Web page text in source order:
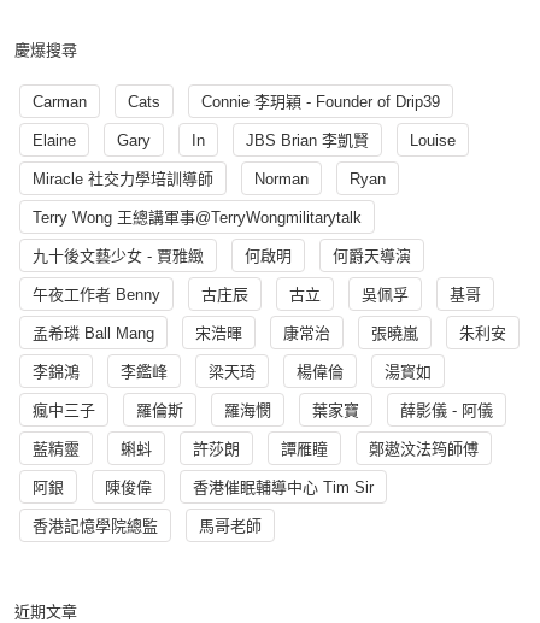
慶爆搜尋
Carman Cats Connie 李玥穎 - Founder of Drip39
Elaine Gary In JBS Brian 李凱賢 Louise
Miracle 社交力學培訓導師 Norman Ryan
Terry Wong 王總講軍事@TerryWongmilitarytalk
九十後文藝少女 - 賈雅緻 何啟明 何爵天導演
午夜工作者 Benny 古庄辰 古立 吳佩孚 基哥
孟希璘 Ball Mang 宋浩暉 康常治 張曉嵐 朱利安
李錦鴻 李鑑峰 梁天琦 楊偉倫 湯寳如
瘋中三子 羅倫斯 羅海憫 葉家寶 薛影儀 - 阿儀
藍精靈 蝌蚪 許莎朗 譚雁瞳 鄭遨汶法筠師傅
阿銀 陳俊偉 香港催眠輔導中心 Tim Sir
香港記憶學院總監 馬哥老師
近期文章